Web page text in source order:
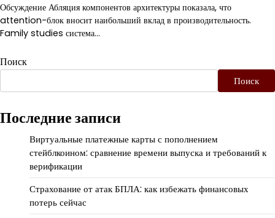
Обсуждение Абляция компонентов архитектуры показала, что
attention-блок вносит наибольший вклад в производительность.
Family studies система…
Поиск
Поиск
Последние записи
Виртуальные платежные карты с пополнением
стейблкоином: сравнение времени выпуска и требований к
верификации
Страхование от атак БПЛА: как избежать финансовых
потерь сейчас